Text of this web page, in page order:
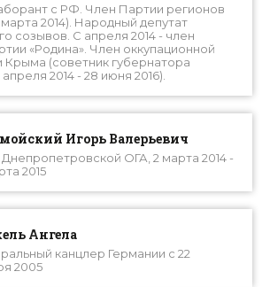
с РФ. Член Партии регионов
марта 2014). Народный депутат
созывов. С апреля 2014 - член
«Родина». Член оккупационной
Крыма (советник губернатора
2014 - 28 июня 2016).
Игорь Валерьевич
Днепропетровской ОГА, 2 марта 2014 -
2015
Ангела
канцлер Германии с 22
2005